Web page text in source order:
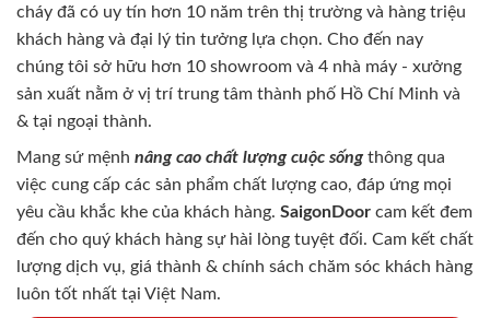
cháy đã có uy tín hơn 10 năm trên thị trường và hàng triệu
khách hàng và đại lý tin tưởng lựa chọn. Cho đến nay
chúng tôi sở hữu hơn 10 showroom và 4 nhà máy - xưởng
sản xuất nằm ở vị trí trung tâm thành phố Hồ Chí Minh và
& tại ngoại thành.
Mang sứ mệnh nâng cao chất lượng cuộc sốngthông qua
việc cung cấp các sản phẩm chất lượng cao, đáp ứng mọi
yêu cầu khắc khe của khách hàng. SaigonDoor cam kết đem
đến cho quý khách hàng sự hài lòng tuyệt đối. Cam kết chất
lượng dịch vụ, giá thành & chính sách chăm sóc khách hàng
luôn tốt nhất tại Việt Nam.